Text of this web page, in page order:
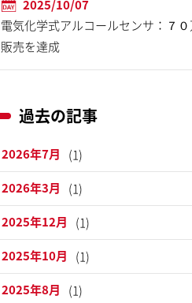
2025/10/07
電気化学式アルコールセンサ：７
販売を達成
過去の記事
2026年7月 (1)
2026年3月 (1)
2025年12月 (1)
2025年10月 (1)
2025年8月 (1)